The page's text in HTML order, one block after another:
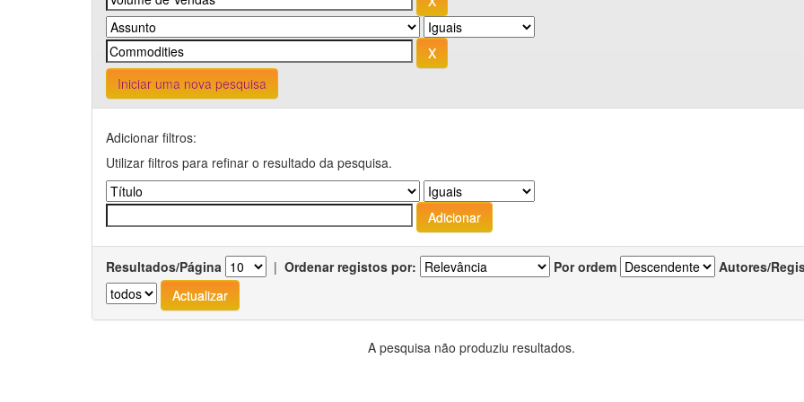
Iniciar uma nova pesquisa
Adicionar filtros:
Utilizar filtros para refinar o resultado da pesquisa.
Resultados/Página | Ordenar registos por: Por ordem Autores/
A pesquisa não produziu resultados.